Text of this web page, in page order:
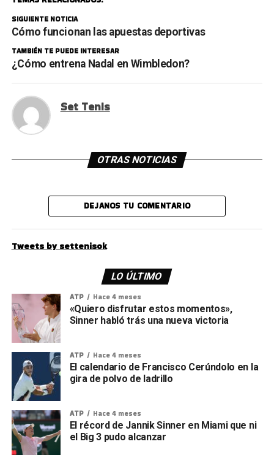
SIGUIENTE NOTICIA
Cómo funcionan las apuestas deportivas
TAMBIÉN TE PUEDE INTERESAR
¿Cómo entrena Nadal en Wimbledon?
Set Tenis
OTRAS NOTICIAS
DEJANOS TU COMENTARIO
Tweets by settenisok
LO ÚLTIMO
ATP Hace 4 meses
«Quiero disfrutar estos momentos»,
Sinner habló trás una nueva victoria
ATP Hace 4 meses
El calendario de Francisco Cerúndolo en la
gira de polvo de ladrillo
ATP Hace 4 meses
El récord de Jannik Sinner en Miami que ni
el Big 3 pudo alcanzar